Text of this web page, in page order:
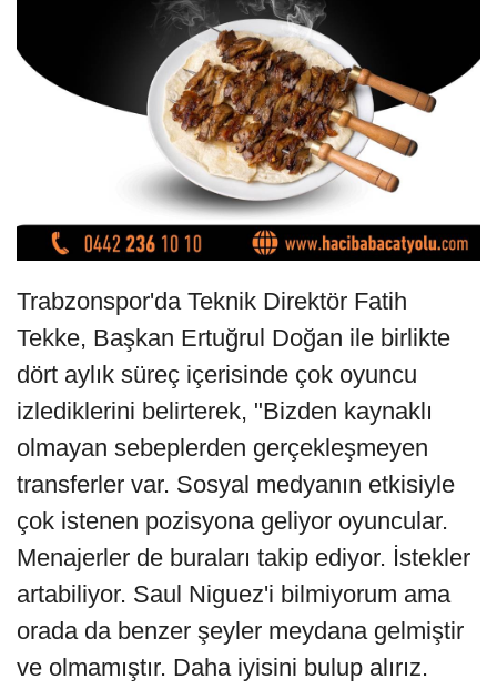
Trabzonspor'da Teknik Direktör Fatih
Tekke, Başkan Ertuğrul Doğan ile birlikte
dört aylık süreç içerisinde çok oyuncu
izlediklerini belirterek, "Bizden kaynaklı
olmayan sebeplerden gerçekleşmeyen
transferler var. Sosyal medyanın etkisiyle
çok istenen pozisyona geliyor oyuncular.
Menajerler de buraları takip ediyor. İstekler
artabiliyor. Saul Niguez'i bilmiyorum ama
orada da benzer şeyler meydana gelmiştir
ve olmamıştır. Daha iyisini bulup alırız.